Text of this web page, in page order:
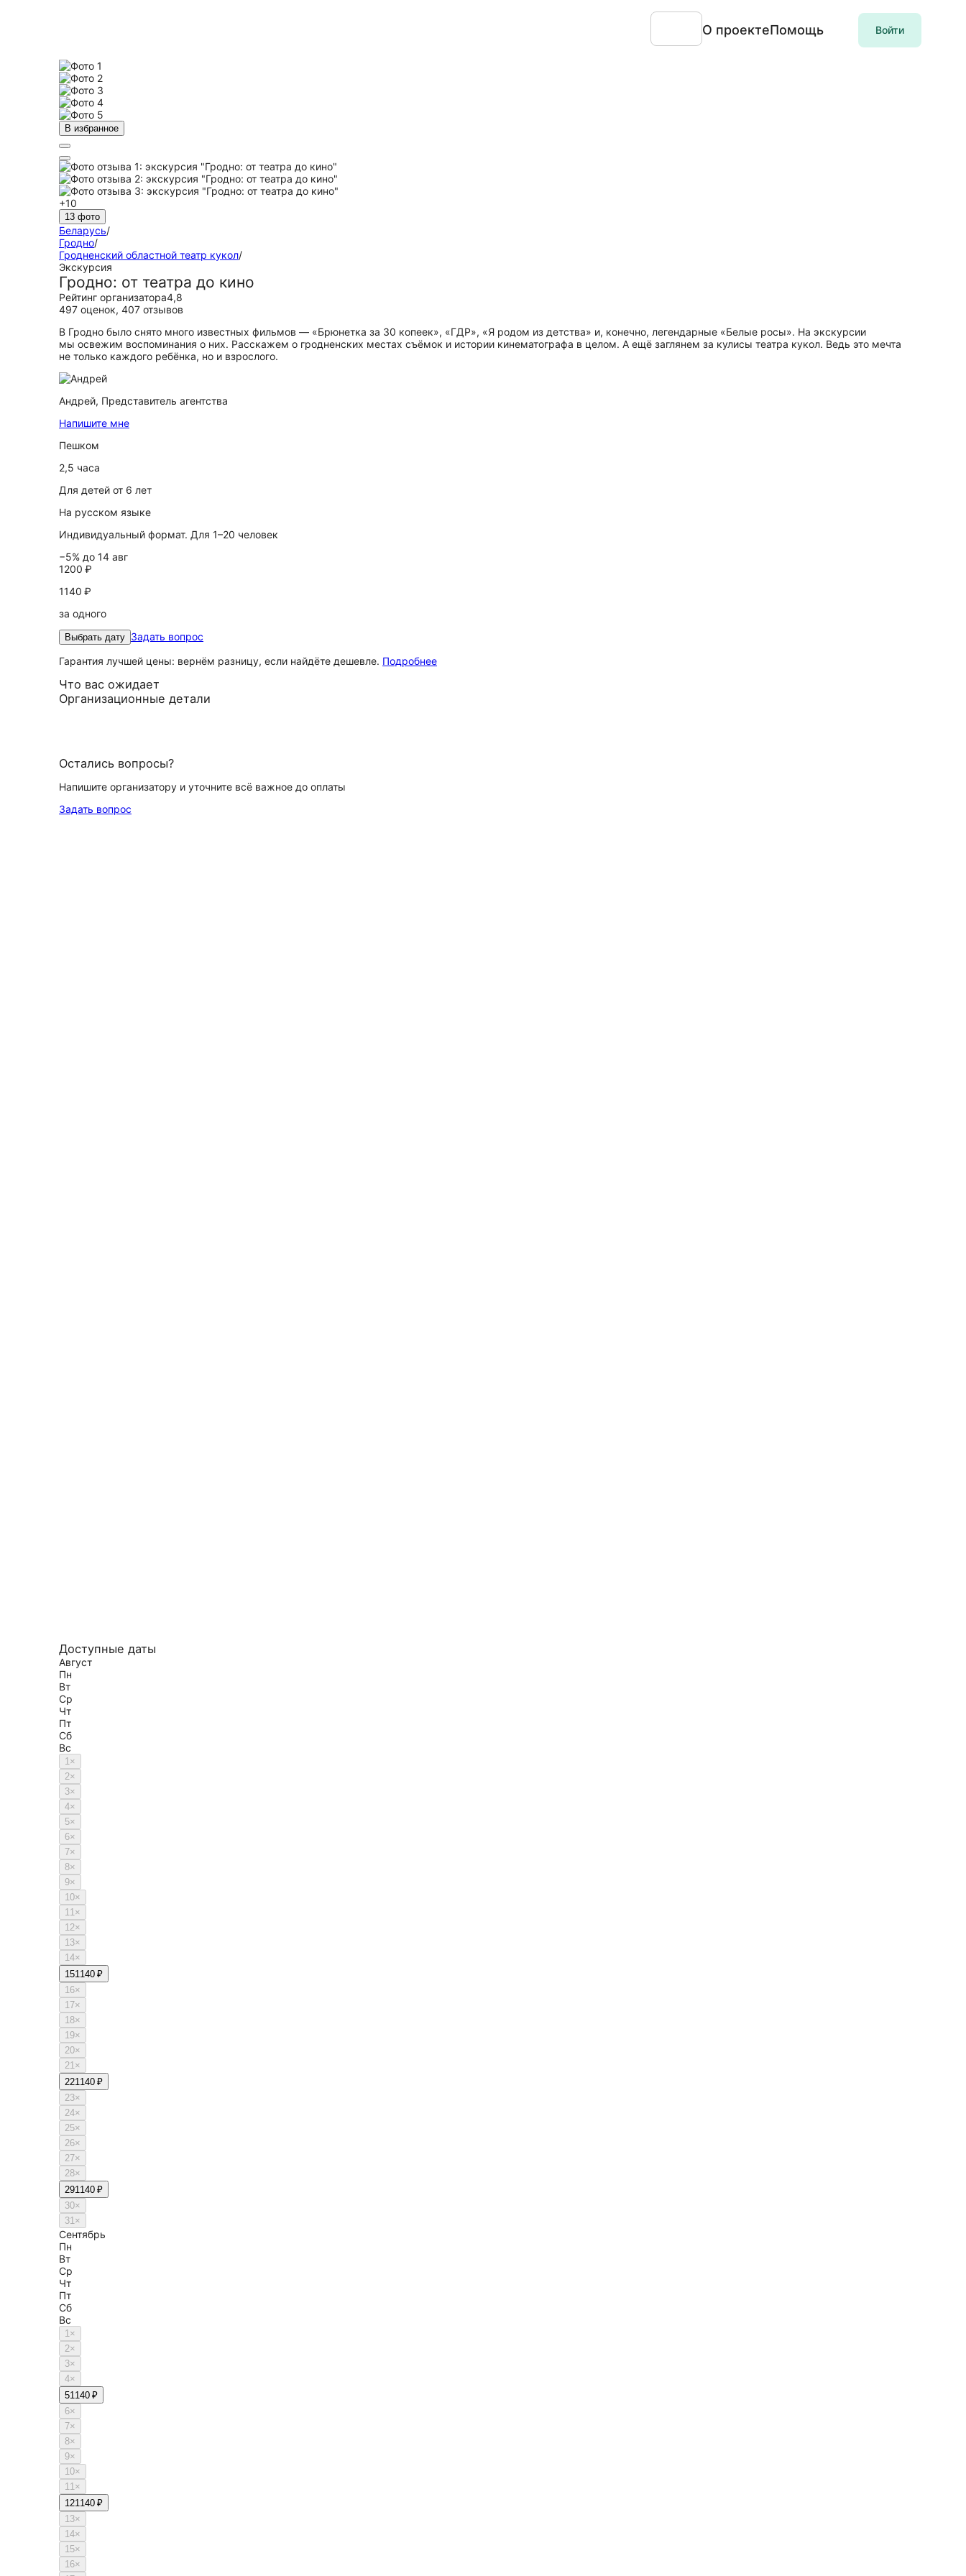
О проектеПомощь Войти
В избранное
+10
13 фото
Беларусь/
Гродно/
Гродненский областной театр кукол/
Экскурсия
Гродно: от театра до кино
Рейтинг организатора4,8
497 оценок, 407 отзывов
В Гродно было снято много известных фильмов — «Брюнетка за 30 копеек», «ГДР», «Я родом из детства» и, конечно, легендарные «Белые росы». На экскурсии
мы освежим воспоминания о них. Расскажем о гродненских местах съёмок и истории кинематографа в целом. А ещё заглянем за кулисы театра кукол. Ведь это мечта
не только каждого ребёнка, но и взрослого.
Андрей, Представитель агентства
Напишите мне
Пешком
2,5 часа
Для детей от 6 лет
На русском языке
Индивидуальный формат. Для 1–20 человек
−5% до 14 авг
1200 ₽
1140 ₽
за одного
Выбрать дату Задать вопрос
Гарантия лучшей цены: вернём разницу, если найдёте дешевле. Подробнее
Что вас ожидает
Организационные детали
Остались вопросы?
Напишите организатору и уточните всё важное до оплаты
Задать вопрос
Доступные даты
Август
Пн
Вт
Ср
Чт
Пт
Сб
Вс
1×
2×
3×
4×
5×
6×
7×
8×
9×
10×
11×
12×
13×
14×
151140 ₽
16×
17×
18×
19×
20×
21×
221140 ₽
23×
24×
25×
26×
27×
28×
291140 ₽
30×
31×
Сентябрь
Пн
Вт
Ср
Чт
Пт
Сб
Вс
1×
2×
3×
4×
51140 ₽
6×
7×
8×
9×
10×
11×
121140 ₽
13×
14×
15×
16×